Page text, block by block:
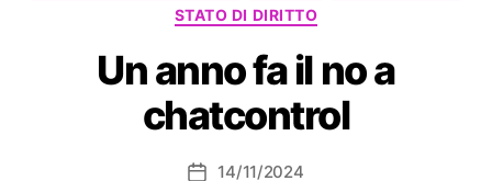
STATO DI DIRITTO
Un anno fa il no a
chatcontrol
Data14/11/2024